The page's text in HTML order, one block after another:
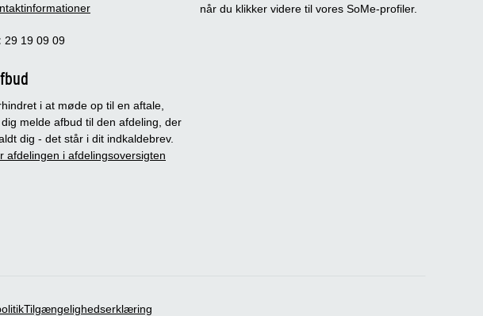
29 19 09 09
i at møde op til en aftale,
melde afbud til den afdeling, der
dig - det står i dit indkaldebrev.
afdelingen i afdelingsoversigten
når du klikker videre til vores SoMe-profiler.
Tilgængelighedserklæring